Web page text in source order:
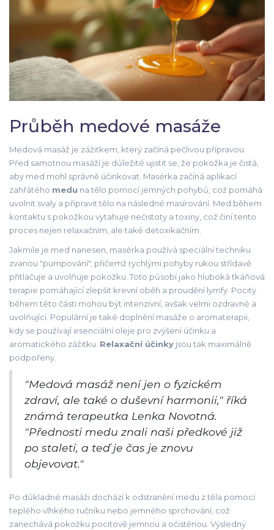
Průběh medové masáže
Medová masáž je zážitkem, který začíná pečlivou přípravou.
Před samotnou masáží je důležité ujistit se, že pokožka je čistá,
aby med mohl správně účinkovat. Masérka začíná aplikací
zahřátého medu na tělo pomocí jemných pohybů, což pomáhá
uvolnit svaly a připravit tělo na následné masírování. Med během
kontaktu s pokožkou vytahuje nečistoty a toxiny, což činí tento
proces nejen relaxačním, ale také detoxikačním.
Jakmile je med nanesen, masérka používá speciální techniku
zvanou "pumpování", přičemž rychlými pohyby rukou střídavě
přitlačuje a uvolňuje pokožku. Toto působí jako hluboká tkáňová
terapie pomáhající zlepšit krevní oběh a proudění lymfy. Pocity
během této části mohou být intenzivní, avšak velmi ozdravné a
uvolňující. Populární je také doplnění masáže o aromaterapii,
kdy se používají esenciální oleje pro zvýšení účinku a
aromatického zážitku. Relaxační účinky jsou tak maximálně
podpořeny.
"Medová masáž není jen o fyzickém
zdraví, ale také o duševní harmonii," říká
známá terapeutka Lenka Novotná.
"Přednosti medu znali naši předkové již
po staletí, a teď je čas je znovu
objevovat."
Po důkladné masáži dochází k odstranění medu z těla pomocí
teplého vlhkého ručníku nebo jemného sprchování, což
zanechává pokožku pocitově jemnou a očistěnou. Výsledný